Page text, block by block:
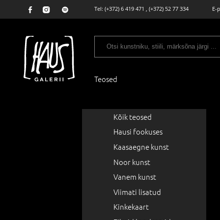
Tel: (+372) 6 419 471 , (+372) 52 77 334 E-
Teosed
Kõik teosed
Hausi fookuses
Kaasaegne kunst
Noor kunst
Vanem kunst
Viimati lisatud
Kinkekaart